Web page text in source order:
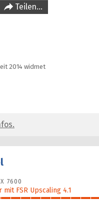
Teilen…
2014 widmet
7600
FSR Upscaling 4.1